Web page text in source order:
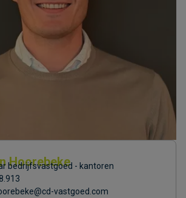
Hoorebeke
bedrijfsvastgoed - kantoren
vastgoed.com